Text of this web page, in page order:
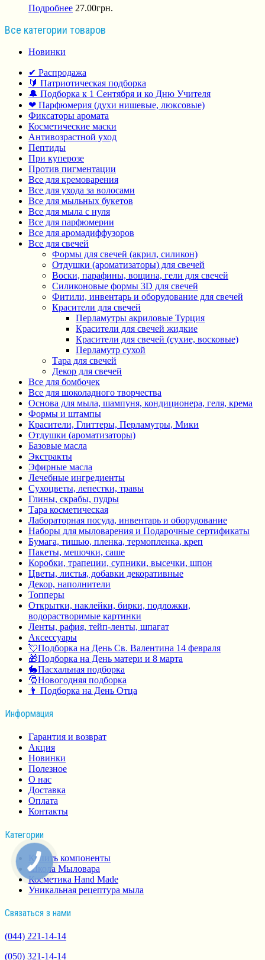
Подробнее 27.00грн.
Все категории товаров
Новинки
✔ Распродажа
🔰 Патриотическая подборка
🔔 Подборка к 1 Сентября и ко Дню Учителя
❤ Парфюмерия (духи нишевые, люксовые)
Фиксаторы аромата
Косметические маски
Антивозрастной уход
Пептиды
При куперозе
Против пигментации
Все для кремоварения
Все для ухода за волосами
Все для мыльных букетов
Все для мыла с нуля
Все для парфюмерии
Все для аромадиффузоров
Все для свечей
Формы для свечей (акрил, силикон)
Отдушки (ароматизаторы) для свечей
Воски, парафины, вощина, гели для свечей
Силиконовые формы 3D для свечей
Фитили, инвентарь и оборудование для свечей
Красители для свечей
Перламутры акриловые Турция
Красители для свечей жидкие
Красители для свечей (сухие, восковые)
Перламутр сухой
Тара для свечей
Декор для свечей
Все для бомбочек
Все для шоколадного творчества
Основа для мыла, шампуня, кондиционера, геля, крема
Формы и штампы
Красители, Глиттеры, Перламутры, Мики
Отдушки (ароматизаторы)
Базовые масла
Экстракты
Эфирные масла
Лечебные ингредиенты
Сухоцветы, лепестки, травы
Глины, скрабы, пудры
Тара косметическая
Лабораторная посуда, инвентарь и оборудование
Наборы для мыловарения и Подарочные сертификаты
Бумага, тишью, пленка, термопленка, креп
Пакеты, мешочки, саше
Коробки, трапеции, супники, высечки, шпон
Цветы, листья, добавки декоративные
Декор, наполнители
Топперы
Открытки, наклейки, бирки, подложки,
водорастворимые картинки
Ленты, рафия, тейп-ленты, шпагат
Аксессуары
💘Подборка на День Св. Валентина 14 февраля
🎁Подборка на День матери и 8 марта
🐇Пасхальная подборка
🎅Новогодняя подборка
👨 Подборка на День Отца
Информация
Гарантия и возврат
Акция
Новинки
Полезное
О нас
Доставка
Оплата
Контакты
Категории
Купить компоненты
Школа Мыловара
Косметика Hand Made
Уникальная рецептура мыла
Связаться з нами
(044) 221-14-14
(050) 321-14-14